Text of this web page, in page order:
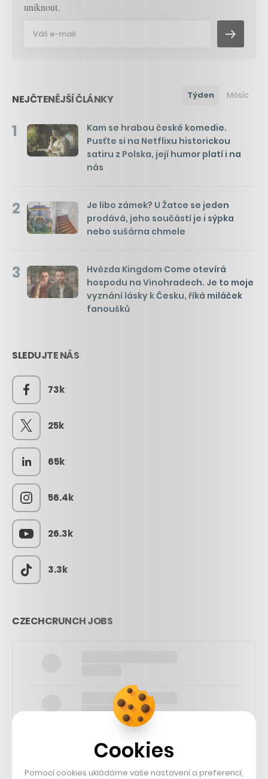
uniknout.
NEJČTENĚJŠÍ ČLÁNKY Týden Měsíc
1
Kam se hrabou české komedie.
Pusťte si na Netflixu historickou
satiru z Polska, její humor platí i na
nás
2
Je libo zámek? U Žatce se jeden
prodává, jeho součástí je i sýpka
nebo sušárna chmele
3
Hvězda Kingdom Come otevírá
hospodu na Vinohradech. Je to moje
vyznání lásky k Česku, říká miláček
fanoušků
SLEDUJTE NÁS
73k
25k
65k
56.4k
26.3k
3.3k
CZECHCRUNCH JOBS
Cookies
Pomocí cookies ukládáme vaše nastavení a preferencí,